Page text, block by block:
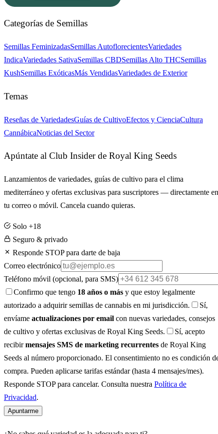
Categorías de Semillas
Semillas FeminizadasSemillas AutoflorecientesVariedades
IndicaVariedades SativaSemillas CBDSemillas Alto THCSemillas
KushSemillas ExóticasMás VendidasVariedades de Exterior
Temas
Reseñas de VariedadesGuías de CultivoEfectos y CienciaCultura
CannábicaNoticias del Sector
Apúntate al Club Insider de Royal King Seeds
Lanzamientos de variedades, guías de cultivo para el clima
mediterráneo y ofertas exclusivas para suscriptores — directamente en
tu correo o móvil. Cancela cuando quieras.
Solo +18
Seguro & privado
Responde STOP para darte de baja
Correo electrónico
Teléfono móvil (opcional, para SMS)
Confirmo que tengo 18 años o más y que estoy legalmente
autorizado a adquirir semillas de cannabis en mi jurisdicción.
Sí,
envíame actualizaciones por email con nuevas variedades, consejos
de cultivo y ofertas exclusivas de Royal King Seeds.
Sí, acepto
recibirmensajes SMS de marketing recurrentes de Royal King
Seeds al número proporcionado. El consentimiento no es condición
compra. Pueden aplicarse tarifas estándar (hasta 4 mensajes/mes).
Responde STOP para cancelar. Consulta nuestra Política de
Privacidad.
Apuntarme